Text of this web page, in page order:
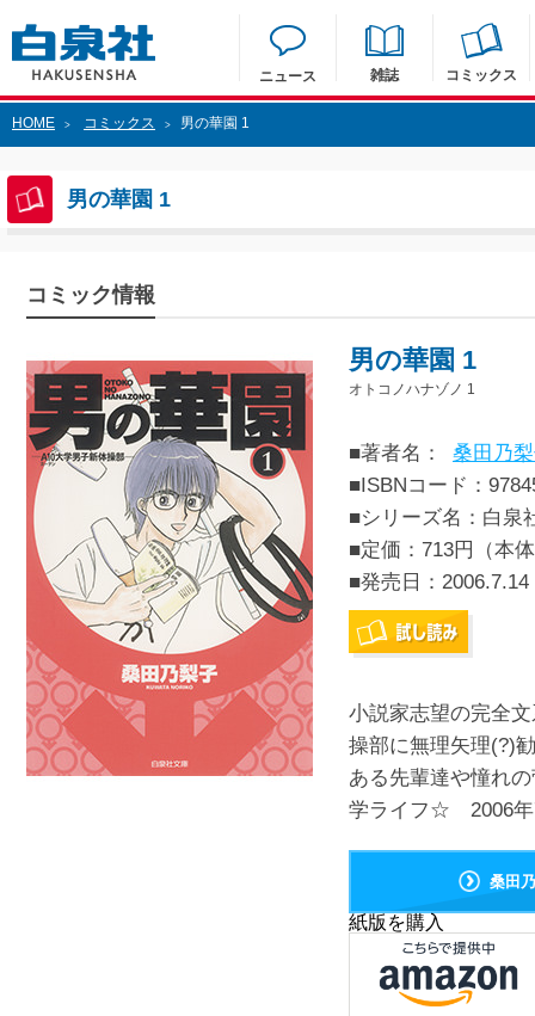
ニュース 雑誌 コミックス
HOME > コミックス > 男の華園 1
男の華園 1
コミック情報
男の華園 1
オトコノハナゾノ 1
■著者名：
桑田乃
■ISBNコード：
■シリーズ名：白泉
■定価：713円（本
■発売日： 2006.7.14
小説家志望の完全
操部に無理矢理(?)
ある先輩達や憧れ
学ライフ☆ 2006年
桑田
紙版を購入